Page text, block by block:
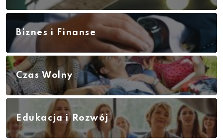
Biznes i Finanse
Czas Wolny
Edukacja i Rozwój